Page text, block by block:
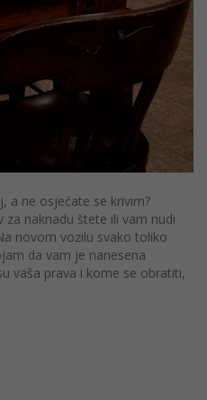
a ne osjećate se krivim?
naknadu štete ili vam nudi
novom vozilu svako toliko
da vam je nanesena
vaša prava i kome se obratiti,